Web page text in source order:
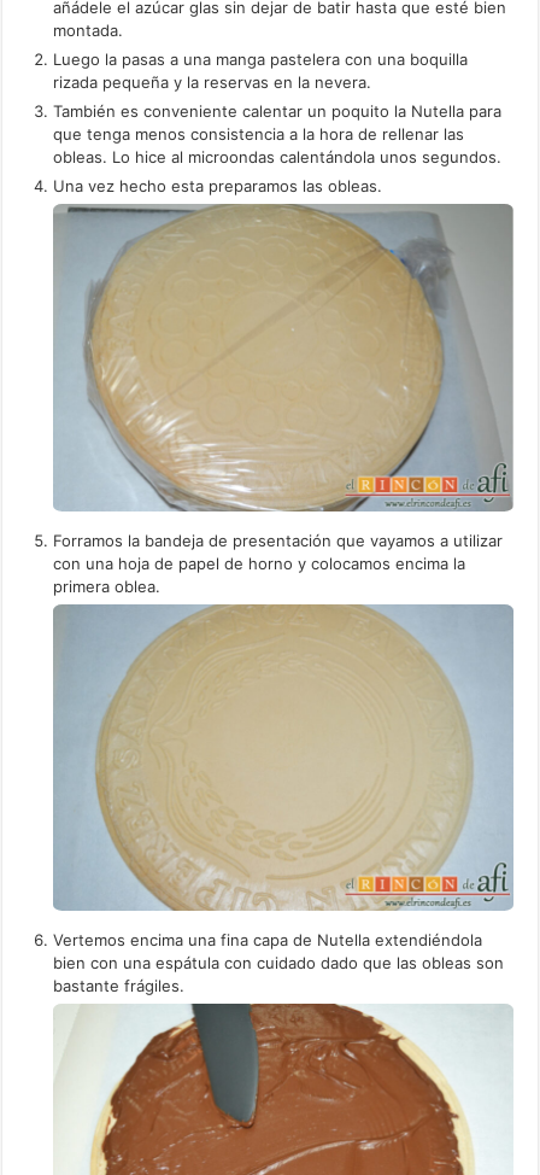
añádele el azúcar glas sin dejar de batir hasta que esté bien
montada.
Luego la pasas a una manga pastelera con una boquilla
rizada pequeña y la reservas en la nevera.
También es conveniente calentar un poquito la Nutella para
que tenga menos consistencia a la hora de rellenar las
obleas. Lo hice al microondas calentándola unos segundos.
Una vez hecho esta preparamos las obleas.
Forramos la bandeja de presentación que vayamos a utilizar
con una hoja de papel de horno y colocamos encima la
primera oblea.
Vertemos encima una fina capa de Nutella extendiéndola
bien con una espátula con cuidado dado que las obleas son
bastante frágiles.